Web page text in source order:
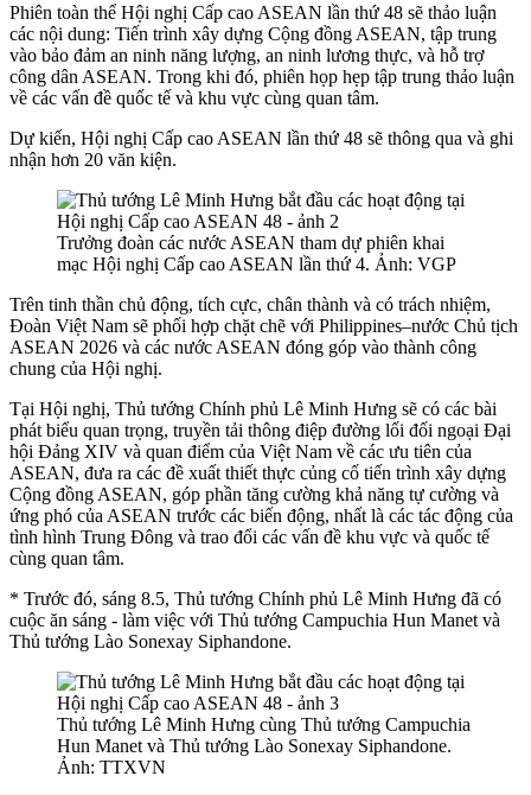
Phiên toàn thể Hội nghị Cấp cao ASEAN lần thứ 48 sẽ thảo luận
các nội dung: Tiến trình xây dựng Cộng đồng ASEAN, tập trung
vào bảo đảm an ninh năng lượng, an ninh lương thực, và hỗ trợ
công dân ASEAN. Trong khi đó, phiên họp hẹp tập trung thảo luận
về các vấn đề quốc tế và khu vực cùng quan tâm.
Dự kiến, Hội nghị Cấp cao ASEAN lần thứ 48 sẽ thông qua và ghi
nhận hơn 20 văn kiện.
Trưởng đoàn các nước ASEAN tham dự phiên khai
mạc Hội nghị Cấp cao ASEAN lần thứ 4. Ảnh: VGP
Trên tinh thần chủ động, tích cực, chân thành và có trách nhiệm,
Đoàn Việt Nam sẽ phối hợp chặt chẽ với Philippines–nước Chủ tịch
ASEAN 2026 và các nước ASEAN đóng góp vào thành công
chung của Hội nghị.
Tại Hội nghị, Thủ tướng Chính phủ Lê Minh Hưng sẽ có các bài
phát biểu quan trọng, truyền tải thông điệp đường lối đối ngoại Đại
hội Đảng XIV và quan điểm của Việt Nam về các ưu tiên của
ASEAN, đưa ra các đề xuất thiết thực củng cố tiến trình xây dựng
Cộng đồng ASEAN, góp phần tăng cường khả năng tự cường và
ứng phó của ASEAN trước các biến động, nhất là các tác động của
tình hình Trung Đông và trao đổi các vấn đề khu vực và quốc tế
cùng quan tâm.
* Trước đó, sáng 8.5, Thủ tướng Chính phủ Lê Minh Hưng đã có
cuộc ăn sáng - làm việc với Thủ tướng Campuchia Hun Manet và
Thủ tướng Lào Sonexay Siphandone.
Thủ tướng Lê Minh Hưng cùng Thủ tướng Campuchia
Hun Manet và Thủ tướng Lào Sonexay Siphandone.
Ảnh: TTXVN